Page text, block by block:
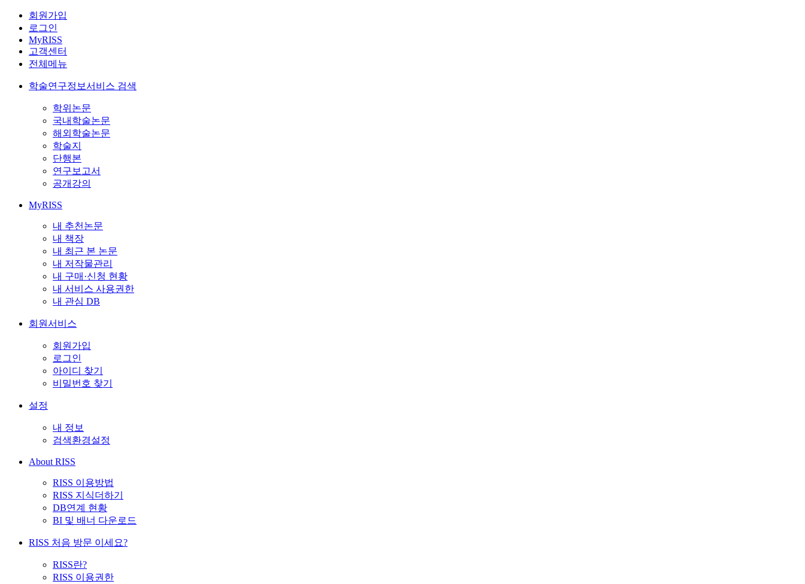
회원가입
로그인
MyRISS
고객센터
전체메뉴
학술연구정보서비스 검색
학위논문
국내학술논문
해외학술논문
학술지
단행본
연구보고서
공개강의
MyRISS
내 추천논문
내 책장
내 최근 본 논문
내 저작물관리
내 구매·신청 현황
내 서비스 사용권한
내 관심 DB
회원서비스
회원가입
로그인
아이디 찾기
비밀번호 찾기
설정
내 정보
검색환경설정
About RISS
RISS 이용방법
RISS 지식더하기
DB연계 현황
BI 및 배너 다운로드
RISS 처음 방문 이세요?
RISS란?
RISS 이용권한